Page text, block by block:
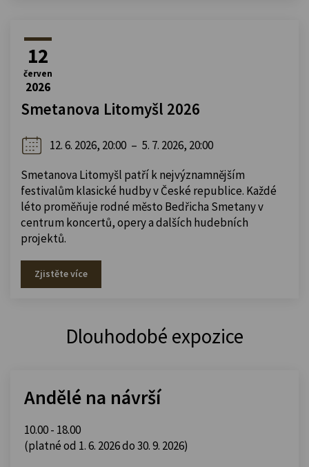
12
červen
2026
Smetanova Litomyšl 2026
12. 6. 2026, 20:00 – 5. 7. 2026, 20:00
Smetanova Litomyšl patří k nejvýznamnějším
festivalům klasické hudby v České republice. Každé
léto proměňuje rodné město Bedřicha Smetany v
centrum koncertů, opery a dalších hudebních
projektů.
Zjistěte více
Dlouhodobé expozice
Andělé na návrší
10.00 - 18.00
(platné od 1. 6. 2026 do 30. 9. 2026)